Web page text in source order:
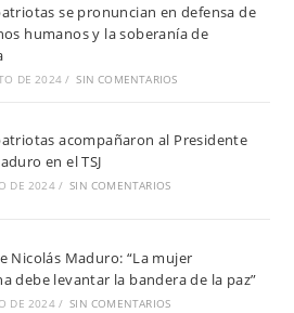
se pronuncian en defensa de
humanos y la soberanía de
DE 2024 / SIN COMENTARIOS
acompañaron al Presidente
en el TSJ
DE 2024 / SIN COMENTARIOS
Nicolás Maduro: “La mujer
debe levantar la bandera de la paz”
DE 2024 / SIN COMENTARIOS